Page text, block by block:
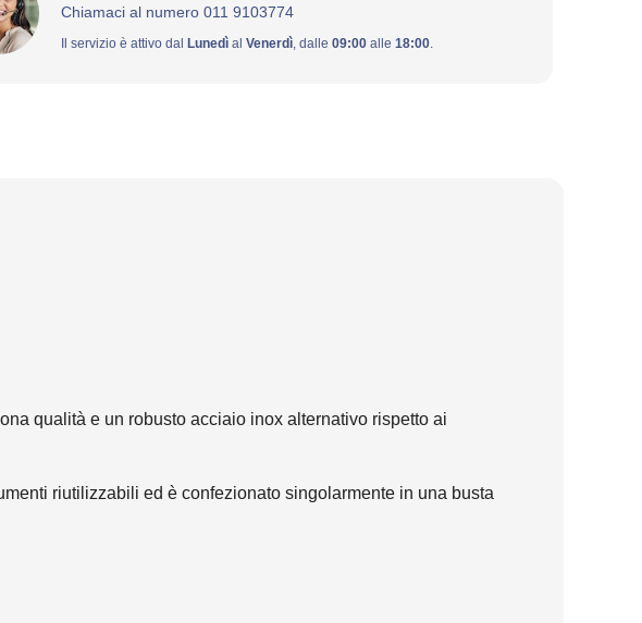
Chiamaci al numero 011 9103774
Il servizio è attivo dal Lunedìal Venerdì, dalle 09:00alle 18:00.
qualità e un robusto acciaio inox alternativo rispetto ai
riutilizzabili ed è confezionato singolarmente in una busta